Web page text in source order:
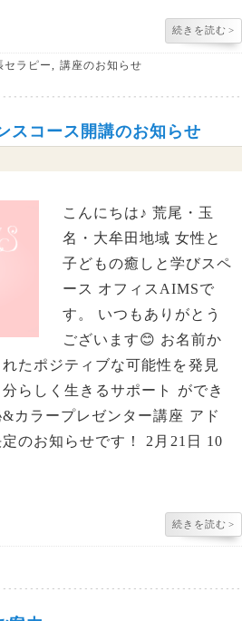
続きを読む >
セラピー 講座のお知らせ
スコース開講のお知らせ
こんにちは♪ 荒尾・玉
名・大牟田地域 女性と
子どもの癒しと学びスペ
ース オフィスAIMSで
す。 いつもありがとう
ございます😊 お名前か
たポジティブな可能性を発見
らしく生きるサポート ができ
カラープレゼンター講座 アド
のお知らせです！ 2月21日 10
続きを読む >